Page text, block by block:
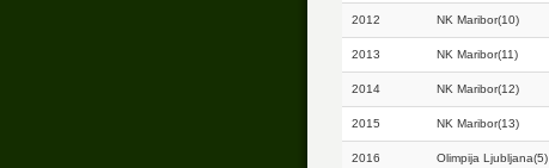
2012 NK Maribor(10)
2013 NK Maribor(11)
2014 NK Maribor(12)
2015 NK Maribor(13)
2016 Olimpija Ljubljana(5)